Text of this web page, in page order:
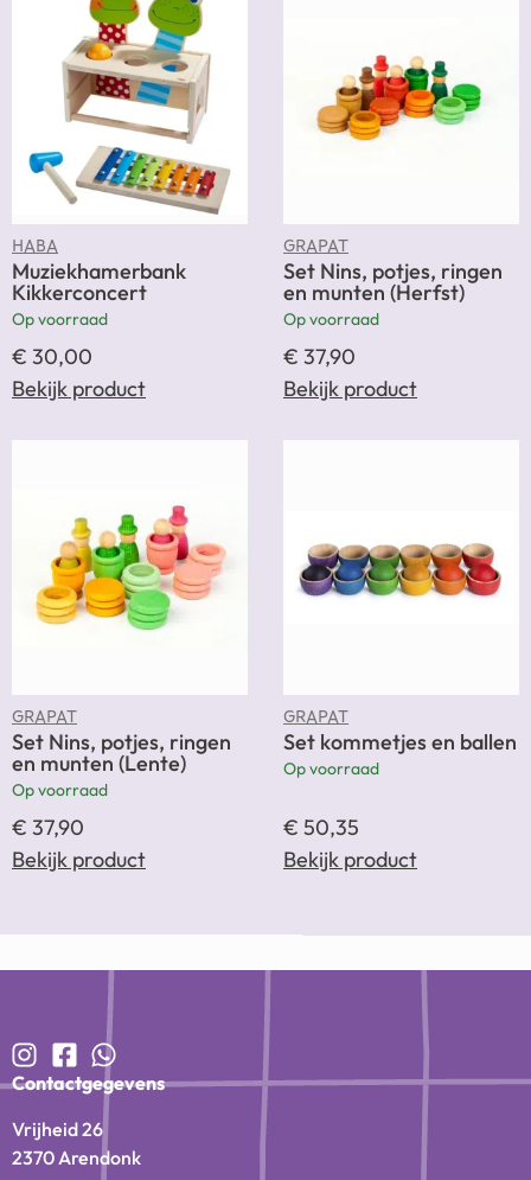
HABA
Muziekhamerbank
Kikkerconcert
Op voorraad
€ 30,00
Bekijk product
GRAPAT
Set Nins, potjes, ringen
en munten (Herfst)
Op voorraad
€ 37,90
Bekijk product
GRAPAT
Set Nins, potjes, ringen
en munten (Lente)
Op voorraad
€ 37,90
Bekijk product
GRAPAT
Set kommetjes en ballen
Op voorraad
€ 50,35
Bekijk product
Contactgegevens
Vrijheid 26
2370 Arendonk